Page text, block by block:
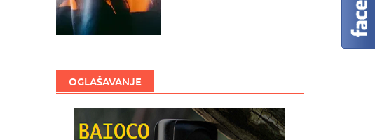
OGLAŠAVANJE